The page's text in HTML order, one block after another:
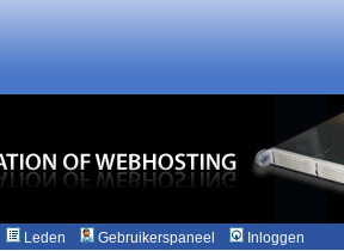
Leden Gebruikerspaneel Inloggen